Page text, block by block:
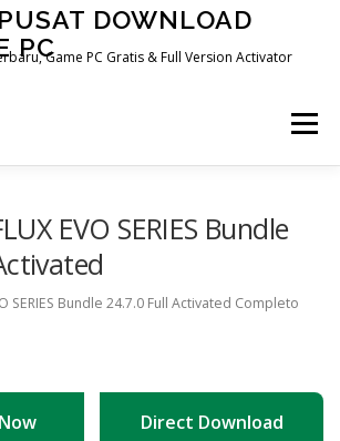
DOWNLOAD
PCGame PC Gratis & Full Version Activator
Menu
EVO SERIES Bundle
Direct Download